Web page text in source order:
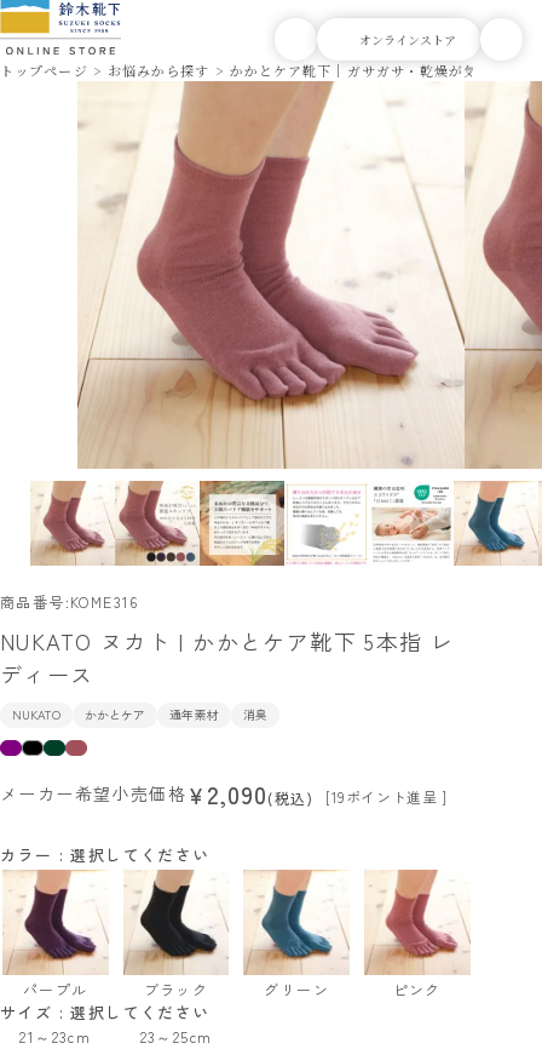
トップページ お悩みから探す かかとケア靴下｜ガサガサ・乾燥が気になる方
商品番号 KOME316
NUKATO ヌカト | かかとケア靴下 5本指 レ
ディース
NUKATO かかとケア 通年素材 消臭
メーカー希望小売価格 ¥2,090 税込 [19ポイント進呈 ]
サイズ 選択してください
21～23cm 23～25cm
カラー 選択してください
パープル ブラック グリーン ピンク